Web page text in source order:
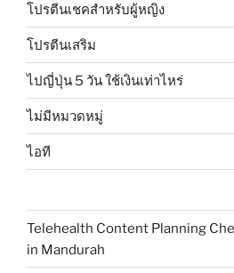
โปรตีนเชคสำหรับผู้หญิง
โปรตีนเสริม
ไปญี่ปุ่น 5 วัน ใช้เงินเท่าไหร่
ไม่มีหมวดหมู่
ไอที
Telehealth Content Planning
in Mandurah